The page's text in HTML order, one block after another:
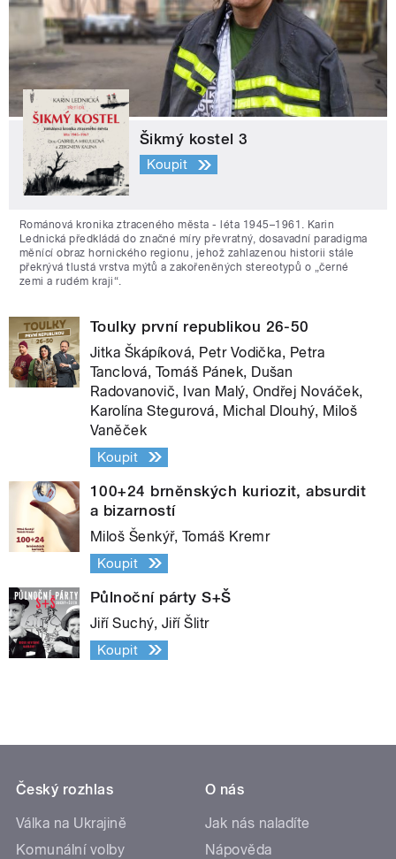
Šikmý kostel 3
Koupit
Románová kronika ztraceného města - léta 1945–1961. Karin
Lednická předkládá do značné míry převratný, dosavadní paradigma
měnící obraz hornického regionu, jehož zahlazenou historii stále
překrývá tlustá vrstva mýtů a zakořeněných stereotypů o „černé
zemi a rudém kraji“.
Toulky první republikou 26-50
Jitka Škápíková, Petr Vodička, Petra
Tanclová, Tomáš Pánek, Dušan
Radovanovič, Ivan Malý, Ondřej Nováček,
Karolína Stegurová, Michal Dlouhý, Miloš
Vaněček
Koupit
100+24 brněnských kuriozit, absurdit
a bizarností
Miloš Šenkýř, Tomáš Kremr
Koupit
Půlnoční párty S+Š
Jiří Suchý, Jiří Šlitr
Koupit
Český rozhlas
Válka na Ukrajině
Komunální volby
O nás
Jak nás naladíte
Nápověda